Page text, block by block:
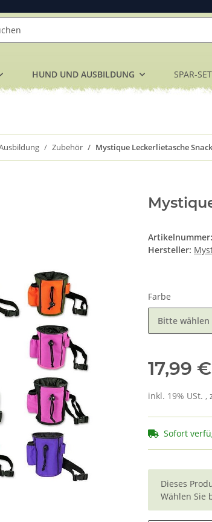
HUND UND AUSBILDUNG SPAR-
Zubehör Mystique Leckerlietasche
Artikelnummer:
Hersteller:
Farbe
Bitte wählen
17,99 €
inkl. 19% USt. ,
Sofort
x
Dieses
Wählen Sie